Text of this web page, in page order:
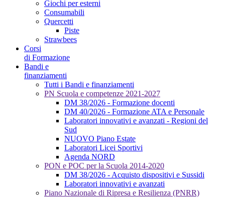
Giochi per esterni
Consumabili
Quercetti
Piste
Strawbees
Corsi
di Formazione
Bandi e
finanziamenti
Tutti i Bandi e finanziamenti
PN Scuola e competenze 2021-2027
DM 38/2026 - Formazione docenti
DM 40/2026 - Formazione ATA e Personale
Laboratori innovativi e avanzati - Regioni del
Sud
NUOVO Piano Estate
Laboratori Licei Sportivi
Agenda NORD
PON e POC per la Scuola 2014-2020
DM 38/2026 - Acquisto dispositivi e Sussidi
Laboratori innovativi e avanzati
Piano Nazionale di Ripresa e Resilienza (PNRR)